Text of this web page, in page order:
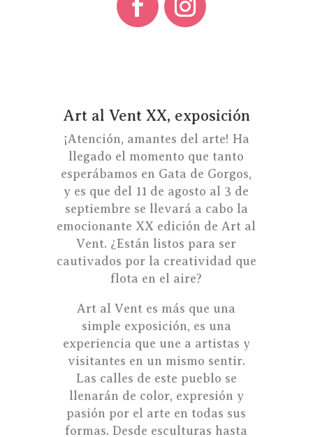
Art al Vent XX, exposición
¡Atención, amantes del arte! Ha
llegado el momento que tanto
esperábamos en Gata de Gorgos,
y es que del 11 de agosto al 3 de
septiembre se llevará a cabo la
emocionante XX edición de Art al
Vent. ¿Están listos para ser
cautivados por la creatividad que
flota en el aire?
Art al Vent es más que una
simple exposición, es una
experiencia que une a artistas y
visitantes en un mismo sentir.
Las calles de este pueblo se
llenarán de color, expresión y
pasión por el arte en todas sus
formas. Desde esculturas hasta